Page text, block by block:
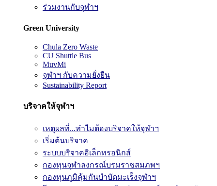
ร่วมงานกับจุฬาฯ
Green University
Chula Zero Waste
CU Shuttle Bus
MuvMi
จุฬาฯ กับความยั่งยืน
Sustainability Report
บริจาคให้จุฬาฯ
เหตุผลที่...ทำไมต้องบริจาคให้จุฬาฯ
เริ่มต้นบริจาค
ระบบบริจาคอิเล็กทรอนิกส์
กองทุนจุฬาลงกรณ์บรมราชสมภพฯ
กองทุนภูมิคุ้มกันบำบัดมะเร็งจุฬาฯ